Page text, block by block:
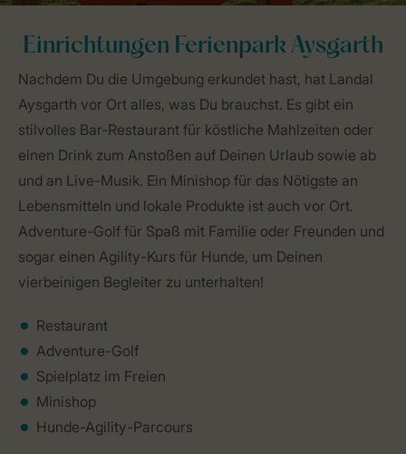
Einrichtungen Ferienpark Aysgarth
Nachdem Du die Umgebung erkundet hast, hat Landal
Aysgarth vor Ort alles, was Du brauchst. Es gibt ein
stilvolles Bar-Restaurant für köstliche Mahlzeiten oder
einen Drink zum Anstoßen auf Deinen Urlaub sowie ab
und an Live-Musik. Ein Minishop für das Nötigste an
Lebensmitteln und lokale Produkte ist auch vor Ort.
Adventure-Golf für Spaß mit Familie oder Freunden und
sogar einen Agility-Kurs für Hunde, um Deinen
vierbeinigen Begleiter zu unterhalten!
Restaurant
Adventure-Golf
Spielplatz im Freien
Minishop
Hunde-Agility-Parcours